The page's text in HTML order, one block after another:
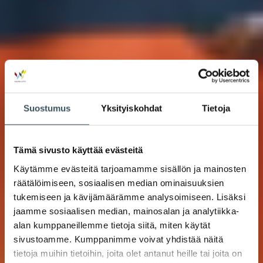
Suostumus Yksityiskohdat Tietoja
Tämä sivusto käyttää evästeitä
Käytämme evästeitä tarjoamamme sisällön ja mainosten
räätälöimiseen, sosiaalisen median ominaisuuksien
tukemiseen ja kävijämäärämme analysoimiseen. Lisäksi
jaamme sosiaalisen median, mainosalan ja analytiikka-
alan kumppaneillemme tietoja siitä, miten käytät
sivustoamme. Kumppanimme voivat yhdistää näitä
tietoja muihin tietoihin, joita olet antanut heille tai joita on